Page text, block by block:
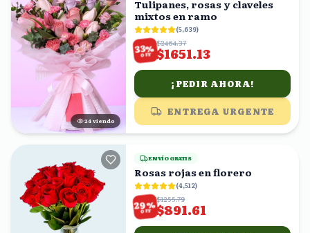
25 viendo
Tulipanes, rosas y claveles
mixtos en ramo
(5,639)
33%
OFF
$2464.37
$1651.13
¡PEDIR AHORA!
ENTREGA URGENTE
ENVÍO GRATIS
Rosas rojas en florero
(4,512)
29%
OFF
$1255.79
$891.61